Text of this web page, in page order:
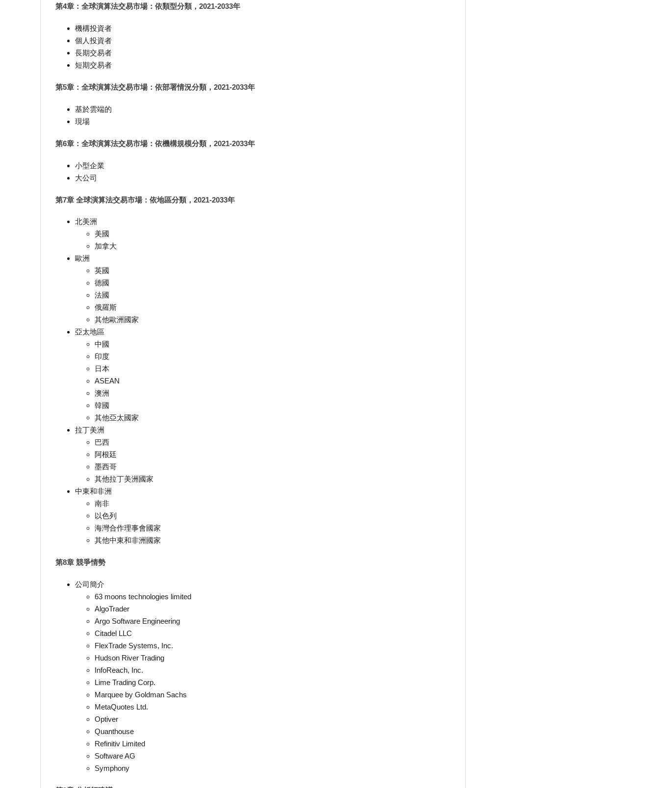
第4章：全球演算法交易市場：依類型分類，2021-2033年
機構投資者
個人投資者
長期交易者
短期交易者
第5章：全球演算法交易市場：依部署情況分類，2021-2033年
基於雲端的
現場
第6章：全球演算法交易市場：依機構規模分類，2021-2033年
小型企業
大公司
第7章 全球演算法交易市場：依地區分類，2021-2033年
北美洲
美國
加拿大
歐洲
英國
德國
法國
俄羅斯
其他歐洲國家
亞太地區
中國
印度
日本
ASEAN
澳洲
韓國
其他亞太國家
拉丁美洲
巴西
阿根廷
墨西哥
其他拉丁美洲國家
中東和非洲
南非
以色列
海灣合作理事會國家
其他中東和非洲國家
第8章 競爭情勢
公司簡介
63 moons technologies limited
AlgoTrader
Argo Software Engineering
Citadel LLC
FlexTrade Systems, Inc.
Hudson River Trading
InfoReach, Inc.
Lime Trading Corp.
Marquee by Goldman Sachs
MetaQuotes Ltd.
Optiver
Quanthouse
Refinitiv Limited
Software AG
Symphony